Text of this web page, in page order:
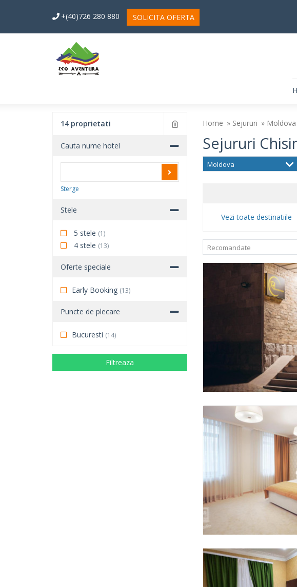
+(40)726 280 880 SOLICITA OFERTA
14 proprietati
Cauta nume hotel
Sterge
Stele
5 stele (1)
4 stele (13)
Oferte speciale
Early Booking (13)
Puncte de plecare
Bucuresti (14)
Filtreaza
Home Sejururi Moldova
Sejururi
Moldova
Vezi toate destinatiile
Recomandate